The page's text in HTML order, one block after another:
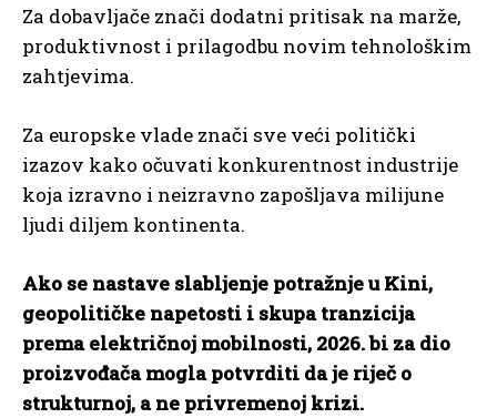
Za dobavljače znači dodatni pritisak na marže,
produktivnost i prilagodbu novim tehnološkim
zahtjevima.
Za europske vlade znači sve veći politički
izazov kako očuvati konkurentnost industrije
koja izravno i neizravno zapošljava milijune
ljudi diljem kontinenta.
Ako se nastave slabljenje potražnje u Kini,
geopolitičke napetosti i skupa tranzicija
prema električnoj mobilnosti, 2026. bi za dio
proizvođača mogla potvrditi da je riječ o
strukturnoj, a ne privremenoj krizi.